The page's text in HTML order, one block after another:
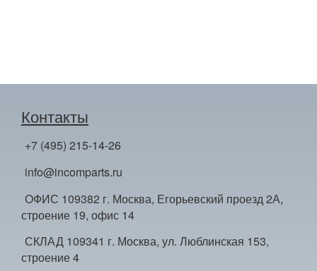
Контакты
+7 (495) 215-14-26
info@incomparts.ru
ОФИС 109382 г. Москва, Егорьевский проезд 2А,
строение 19, офис 14
СКЛАД 109341 г. Москва, ул. Люблинская 153,
строение 4